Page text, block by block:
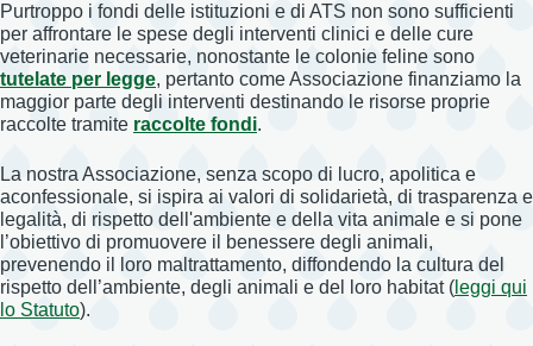
Purtroppo i fondi delle istituzioni e di ATS non sono sufficienti
per affrontare le spese degli interventi clinici e delle cure
veterinarie necessarie, nonostante le colonie feline sono
tutelate per legge, pertanto come Associazione finanziamo la
maggior parte degli interventi destinando le risorse proprie
raccolte tramite raccolte fondi.
La nostra Associazione, senza scopo di lucro, apolitica e
aconfessionale, si ispira ai valori di solidarietà, di trasparenza e
legalità, di rispetto dell'ambiente e della vita animale e si pone
l’obiettivo di promuovere il benessere degli animali,
prevenendo il loro maltrattamento, diffondendo la cultura del
rispetto dell’ambiente, degli animali e del loro habitat ( leggi qui
lo Statuto).